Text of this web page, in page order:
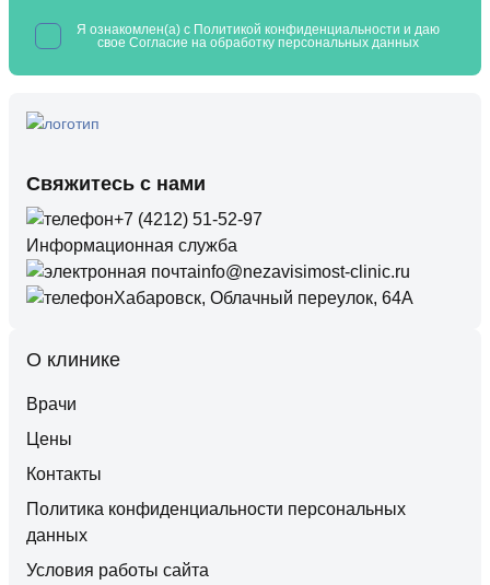
Я ознакомлен(а) с Политикой конфиденциальности и даю
свое Согласие на обработку персональных данных
Свяжитесь с нами
+7 (4212) 51-52-97
Информационная служба
info@nezavisimost-clinic.ru
Хабаровск, Облачный переулок, 64А
О клинике
Врачи
Цены
Контакты
Политика конфиденциальности персональных
данных
Условия работы сайта